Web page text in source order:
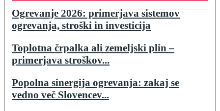
Ogrevanje 2026: primerjava sistemov
ogrevanja, stroški in investicija
Toplotna črpalka ali zemeljski plin –
primerjava stroškov...
Popolna sinergija ogrevanja: zakaj se
vedno več Slovencev...